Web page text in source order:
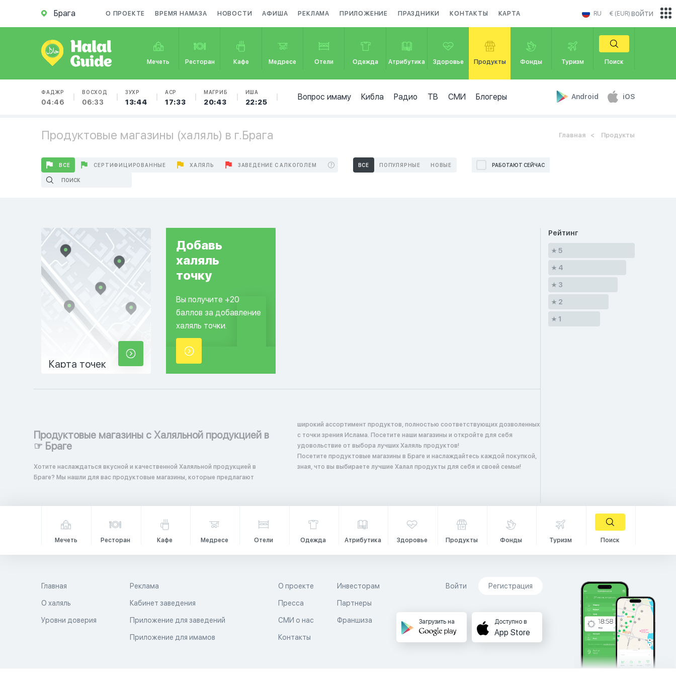
Брага О ПРОЕКТЕ ВРЕМЯ НАМАЗА НОВОСТИ АФИША РЕКЛАМА ПРИЛОЖЕНИЕ ПРАЗДНИКИ КОНТАКТЫ КАРТА RU € (EUR)
Мечеть Ресторан Кафе Медресе Отели Одежда Атрибутика Здоровье Продукты Фонды Туризм Поиск
ФАДЖР
04:46
ВОСХОД
06:33
ЗУХР
13:44
АСР
17:33
МАГРИБ
20:43
ИША
22:25
Вопрос имаму Кибла Радио ТВ СМИ Блогеры Android iOS
войти
Продуктовые магазины (халяль) в г.Брага Главная Продукты
ВСЕ СЕРТИФИЦИРОВАННЫЕ ХАЛЯЛЬ ЗАВЕДЕНИЕ С АЛКОГОЛЕМ ВСЕ ПОПУЛЯРНЫЕ НОВЫЕ РАБОТАЮТ СЕЙЧАС
Карта точек
Добавь
халяль
точку
Вы получите +20
баллов за добавление
халяль точки.
Продуктовые магазины с Халяльной продукцией в
☞ Браге
Хотите наслаждаться вкусной и качественной Халяльной продукцией в
Браге? Мы нашли для вас продуктовые магазины, которые предлагают
широкий ассортимент продуктов, полностью соответствующих дозволенных
с точки зрения Ислама. Посетите наши магазины и откройте для себя
удовольствие от выбора лучших Халяль продуктов!
Посетите продуктовые магазины в Браге и наслаждайтесь каждой покупкой,
зная, что вы выбираете лучшие Халал продукты для себя и своей семьи!
Рейтинг
5
4
3
2
1
Мечеть Ресторан Кафе Медресе Отели Одежда Атрибутика Здоровье Продукты Фонды Туризм Поиск
Главная
О халяль
Уровни доверия
Реклама
Кабинет заведения
Приложение для заведений
Приложение для имамов
О проекте
Пресса
СМИ о нас
Контакты
Инвесторам
Партнеры
Франшиза
Войти Регистрация
Загрузить на Доступно в
App Store